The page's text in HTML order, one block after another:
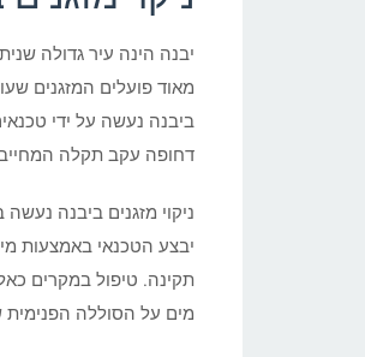
יבנה הינה עיר גדולה
מאוד פועלים המזגנים
ביבנה נעשה על ידי
דחופה עקב תקלה
ניקוי מזגנים ביבנה
יבצע הטכנאי באמצעות
תקינה. טיפול במקרים
מים על הסוללה הפנימית